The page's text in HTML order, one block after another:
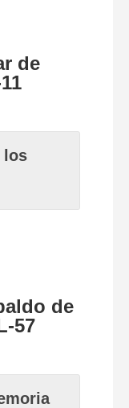
de
los
de
57